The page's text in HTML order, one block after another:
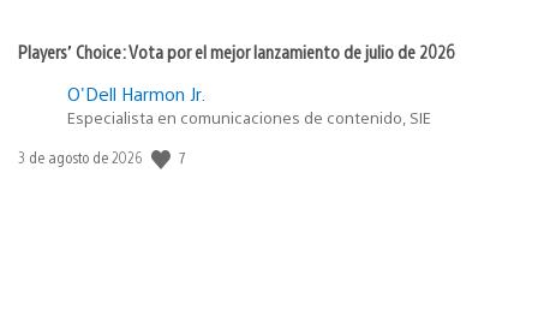
Players’ Choice: Vota por el mejor lanzamiento de julio de 2026
O'Dell Harmon Jr.
Especialista en comunicaciones de contenido, SIE
Fecha
3 de agosto de 2026 7